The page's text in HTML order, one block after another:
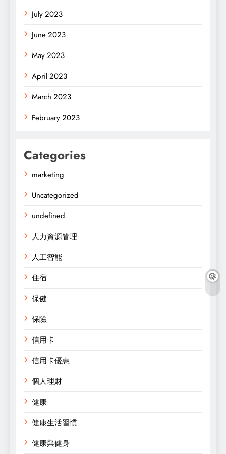
July 2023
June 2023
May 2023
April 2023
March 2023
February 2023
Categories
marketing
Uncategorized
undefined
人力資源管理
人工智能
住宿
保健
保險
信用卡
信用卡優惠
個人理財
健康
健康生活習慣
健康與健身